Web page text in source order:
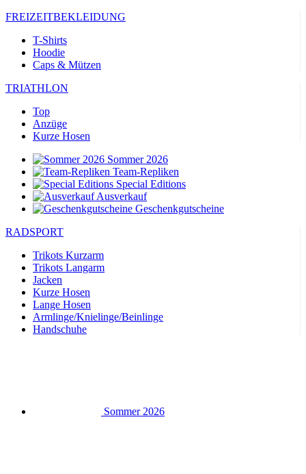
FREIZEITBEKLEIDUNG
T-Shirts
Hoodie
Caps & Mützen
TRIATHLON
Top
Anzüge
Kurze Hosen
Sommer 2026
Team-Repliken
Special Editions
Ausverkauf
Geschenkgutscheine
RADSPORT
Trikots Kurzarm
Trikots Langarm
Jacken
Kurze Hosen
Lange Hosen
Armlinge/Knielinge/Beinlinge
Handschuhe